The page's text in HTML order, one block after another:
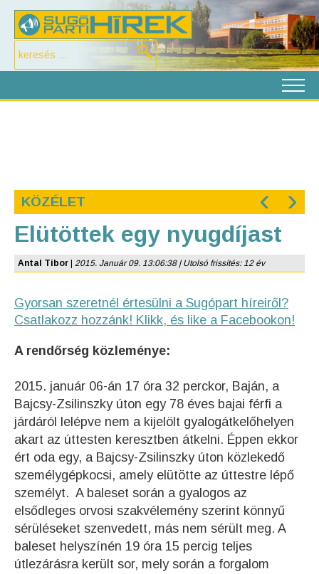
KÖZÉLET ‹ ›
Elütöttek egy nyugdíjast
Antal Tibor 2015. Január 09. 13:06:38 | Utolsó frissítés: 12 év
Gyorsan szeretnél értesülni a Sugópart híreiről?
Csatlakozz hozzánk! Klikk, és like a Facebookon!
A rendőrség közleménye:
2015. január 06-án 17 óra 32 perckor, Baján, a
Bajcsy-Zsilinszky úton egy 78 éves bajai férfi a
járdáról lelépve nem a kijelölt gyalogátkelőhelyen
akart az úttesten keresztben átkelni. Éppen ekkor
ért oda egy, a Bajcsy-Zsilinszky úton közlekedő
személygépkocsi, amely elütötte az úttestre lépő
személyt. A baleset során a gyalogos az
elsődleges orvosi szakvélemény szerint könnyű
sérüléseket szenvedett, más nem sérült meg. A
baleset helyszínén 19 óra 15 percig teljes
útlezárásra került sor, mely során a forgalom